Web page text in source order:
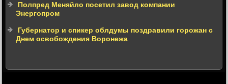
Полпред Меняйло посетил завод компании
Энергопром
Губернатор и спикер облдумы поздравили горожан с
Днем освобождения Воронежа